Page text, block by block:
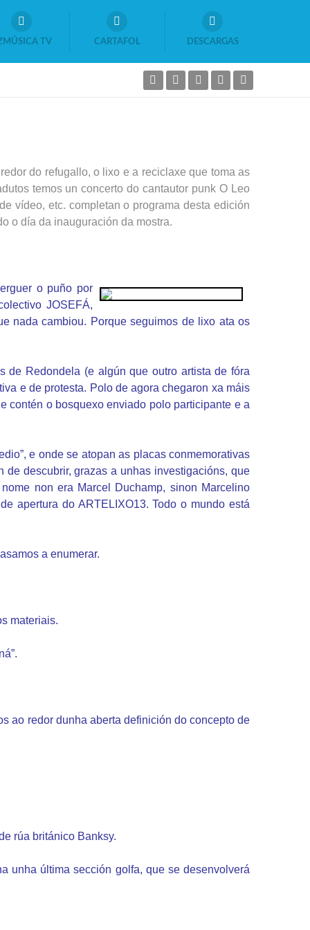
TV CARTAFOL DESCARGAS
do refugallo, o lixo e a reciclaxe que toma as
temos un concerto do cantautor punk O Leo
vídeo, etc. completan o programa desta edición
o día da inauguración da mostra.
o puño por
JOSEFÁ,
nada cambiou. Porque seguimos de lixo ata os
de Redondela (e algún que outro artista de fóra
e de protesta. Polo de agora chegaron xa máis
contén o bosquexo enviado polo participante e a
e onde se atopan as placas conmemorativas
descubrir, grazas a unhas investigacións, que
non era Marcel Duchamp, sinon Marcelino
apertura do ARTELIXO13. Todo o mundo está
a enumerar.
materiais.
ao redor dunha aberta definición do concepto de
rúa británico Banksy.
unha última sección golfa, que se desenvolverá